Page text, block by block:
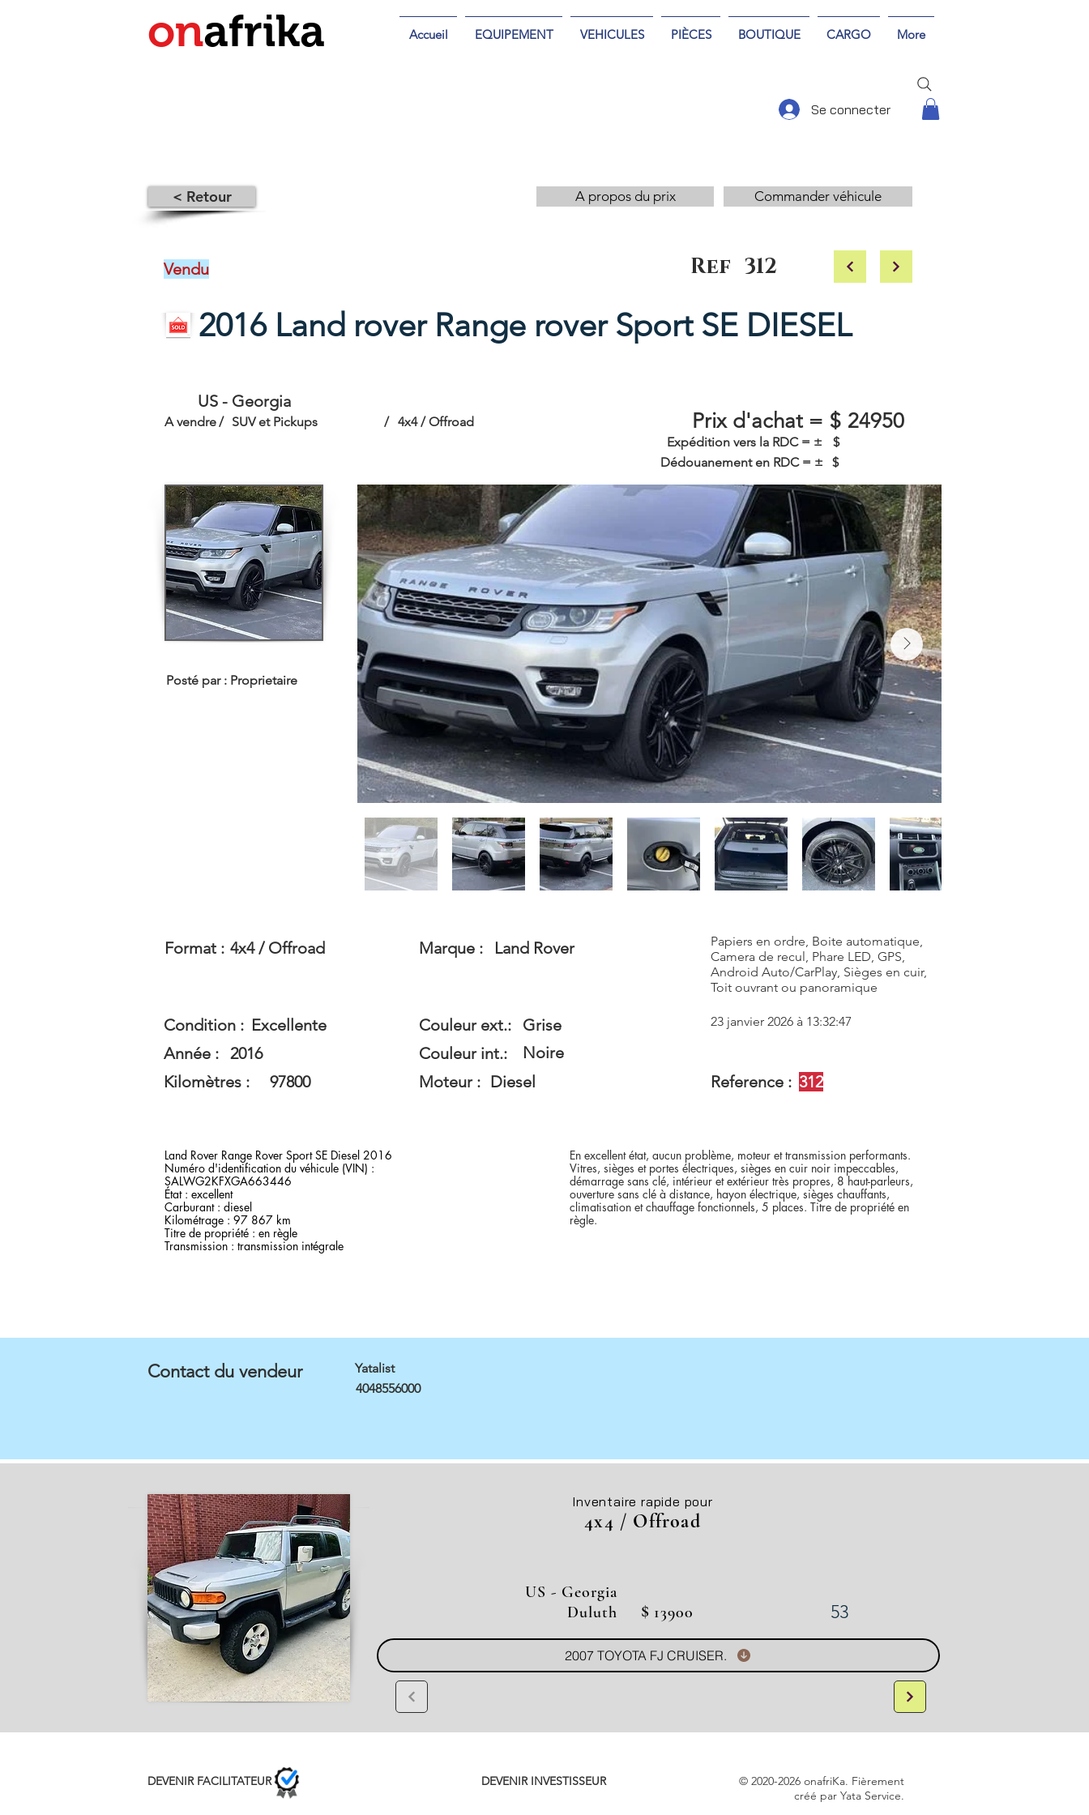
onafrika Accueil EQUIPEMENT VEHICULES PIÈCES BOUTIQUE CARGO More
Se connecter
< Retour A propos du prix Commander véhicule
Vendu Ref 312
2016 Land rover Range rover Sport SE DIESEL
US - Georgia
A vendre/ SUV et Pickups / 4x4 / Offroad Prix d'achat = $ 24950
Expédition vers la RDC = ±
$
Dédouanement en RDC = ±
$
Posté par : Proprietaire
Format : 4x4 / Offroad
Condition : Excellente
Année : 2016
Kilomètres :
97800
Marque : Land Rover
Couleur ext.:
Grise
Couleur int.:
Noire
Moteur : Diesel
Papiers en ordre, Boite automatique,
Camera de recul, Phare LED, GPS,
Android Auto/CarPlay, Sièges en cuir,
Toit ouvrant ou panoramique
23 janvier 2026 à 13:32:47
Reference : 312
Land Rover Range Rover Sport SE Diesel 2016
Numéro d'identification du véhicule (VIN) :
SALWG2KFXGA663446
État : excellent
Carburant : diesel
Kilométrage : 97 867 km
Titre de propriété : en règle
Transmission : transmission intégrale
En excellent état, aucun problème, moteur et transmission performants.
Vitres, sièges et portes électriques, sièges en cuir noir impeccables,
démarrage sans clé, intérieur et extérieur très propres, 8 haut-parleurs,
ouverture sans clé à distance, hayon électrique, sièges chauffants,
climatisation et chauffage fonctionnels, 5 places. Titre de propriété en
règle.
Contact du vendeur
Yatalist
4048556000
Inventaire rapide pour
4x4 / Offroad
US - Georgia
Duluth
$ 13900 53
2007 TOYOTA FJ CRUISER.
DEVENIR FACILITATEUR DEVENIR INVESTISSEUR
© 2020-2026 onafriKa. Fièrement
créé par Yata Service.